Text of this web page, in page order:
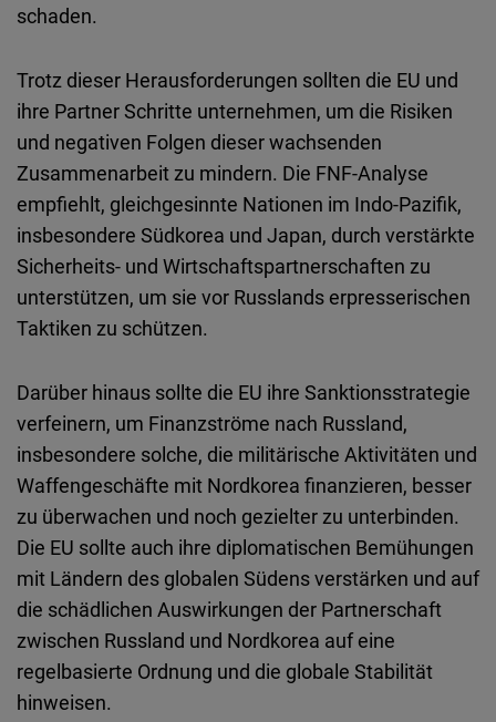
schaden.
Trotz dieser Herausforderungen sollten die EU und
ihre Partner Schritte unternehmen, um die Risiken
und negativen Folgen dieser wachsenden
Zusammenarbeit zu mindern. Die FNF-Analyse
empfiehlt, gleichgesinnte Nationen im Indo-Pazifik,
insbesondere Südkorea und Japan, durch verstärkte
Sicherheits- und Wirtschaftspartnerschaften zu
unterstützen, um sie vor Russlands erpresserischen
Taktiken zu schützen.
Darüber hinaus sollte die EU ihre Sanktionsstrategie
verfeinern, um Finanzströme nach Russland,
insbesondere solche, die militärische Aktivitäten und
Waffengeschäfte mit Nordkorea finanzieren, besser
zu überwachen und noch gezielter zu unterbinden.
Die EU sollte auch ihre diplomatischen Bemühungen
mit Ländern des globalen Südens verstärken und auf
die schädlichen Auswirkungen der Partnerschaft
zwischen Russland und Nordkorea auf eine
regelbasierte Ordnung und die globale Stabilität
hinweisen.